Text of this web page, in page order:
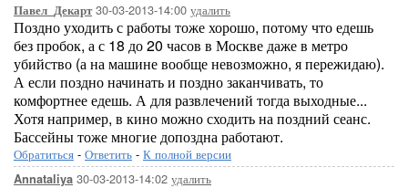
Павел_Декарт30-03-2013-14:00 удалить
Поздно уходить с работы тоже хорошо, потому что едешь
без пробок, а с 18 до 20 часов в Москве даже в метро
убийство (а на машине вообще невозможно, я пережидаю).
А если поздно начинать и поздно заканчивать, то
комфортнее едешь. А для развлечений тогда выходные...
Хотя например, в кино можно сходить на поздний сеанс.
Бассейны тоже многие допоздна работают.
Обратиться - Ответить - К полной версии
Annataliya 30-03-2013-14:02 удалить